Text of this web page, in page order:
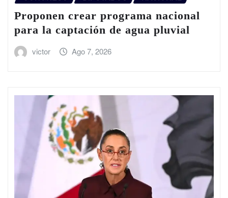
Proponen crear programa nacional
para la captación de agua pluvial
victor Ago 7, 2026